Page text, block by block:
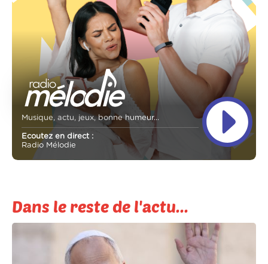
Musique, actu, jeux, bonne humeur...
Ecoutez en direct :
Radio Mélodie
Dans le reste de l'actu...